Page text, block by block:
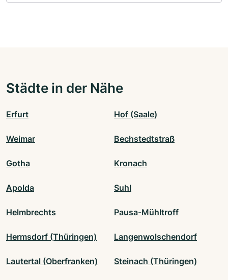
Städte in der Nähe
Erfurt Hof (Saale)
Weimar Bechstedtstraß
Gotha Kronach
Apolda Suhl
Helmbrechts Pausa-Mühltroff
Hermsdorf (Thüringen) Langenwolschendorf
Lautertal (Oberfranken) Steinach (Thüringen)